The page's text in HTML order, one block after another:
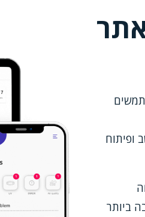
ופיתוח
ביותר